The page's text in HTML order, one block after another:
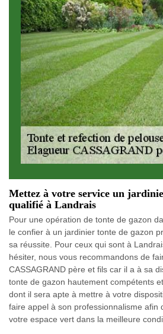
Mettez à votre service un
qualifié à Landrais
Pour une opération de tonte de gazon
le confier à un jardinier tonte de gazon
sa réussite. Pour ceux qui sont à
hésiter, nous vous recommandons de
CASSAGRAND père et fils car il a à sa
tonte de gazon hautement compétents
dont il sera apte à mettre à votre
faire appel à son professionnalisme afin
votre espace vert dans la meilleure